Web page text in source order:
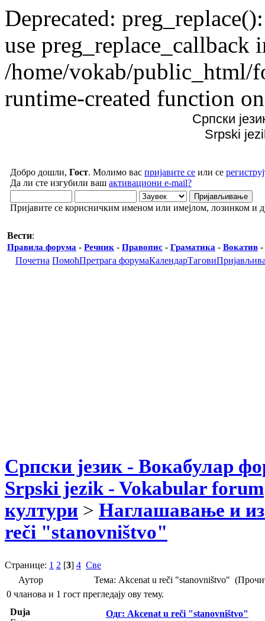
Deprecated:
use preg_replace_callback
/home/vokab/public_html/
runtime-created function
Српски
Srpski
Добро дошли, Гост. Молимо вас пријавите се или се
Да ли сте изгубили ваш активациони e-mail?
Пријавите се корисничким именом или имејлом, лозинком и
Вести:
Правила форума - Речник - Правопис - Граматика - Вокатив -
Почетна ПомоћПретрага форумаКалендарТагови
Српски језик - Вокабулар
Srpski jezik - Vokabular forum
култури > Наглашавање и
reči "stanovništvo"
Странице: 1 2 [3] 4 Све
Аутор
Тема: Akcenat u reči "stanovništvo"
0 чланова и 1 гост прегледају ову тему.
Duja
Одг: Akcenat u reči "stanovništvo"